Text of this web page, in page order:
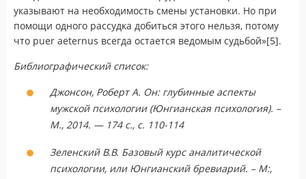
указывают на необходимость смены установки. Но при
помощи одного рассудка добиться этого нельзя, потому
что puer aeternus всегда остается ведомым судьбой»[5].
Библиографический список:
Джонсон, Роберт А. Он: глубинные аспекты
мужской психологии (Юнгианская психология). –
М., 2014. — 174 с., с. 110-114
Зеленский В.В. Базовый курс аналитической
психологии, или Юнгианский бревиарий. – М:,